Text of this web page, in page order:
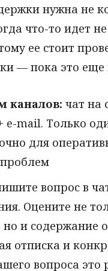
нужна не
что-то идет не
ее стоит
— пока это еще
каналов: чат на
e-mail. Только
для
вопрос в
Оцените не
но и содержание
отписка и
вопроса это